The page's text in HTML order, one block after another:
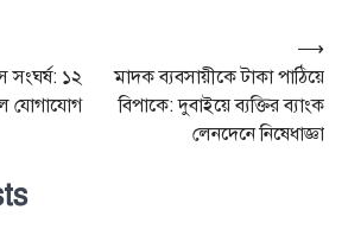
সংঘর্ষ: ১২
যোগাযোগ
মাদক ব্যবসায়ীকে টাকা পাঠিয়ে
বিপাকে: দুবাইয়ে ব্যক্তির ব্যাংক
লেনদেনে নিষেধাজ্ঞা
⟶